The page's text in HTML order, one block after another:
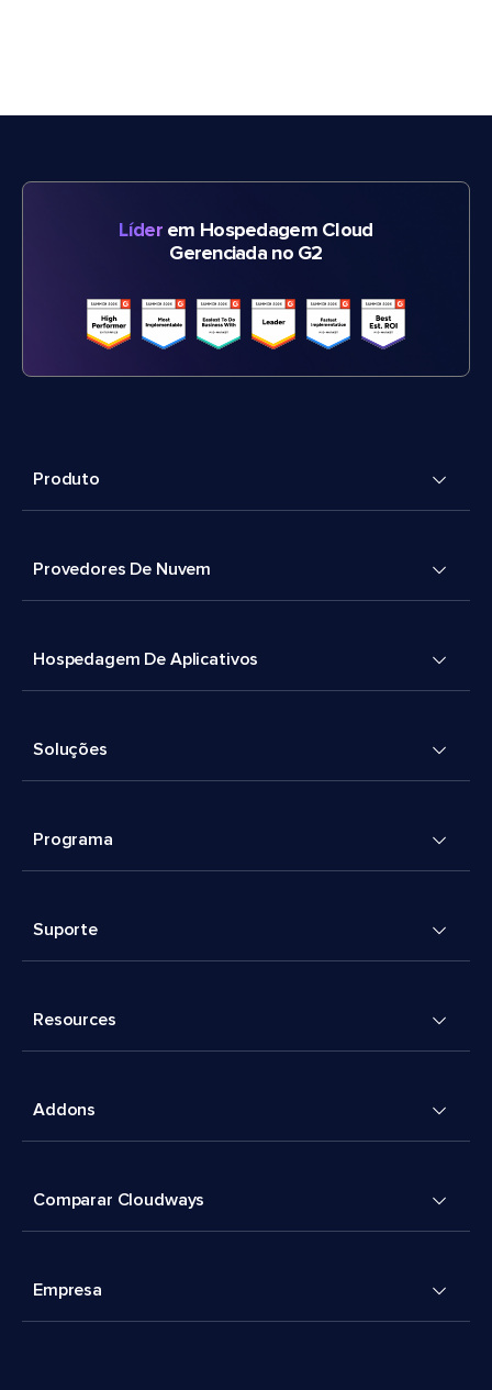
Líderem Hospedagem Cloud
Gerenciada no G2
Produto
Provedores De Nuvem
Hospedagem De Aplicativos
Soluções
Programa
Suporte
Resources
Addons
Comparar Cloudways
Empresa